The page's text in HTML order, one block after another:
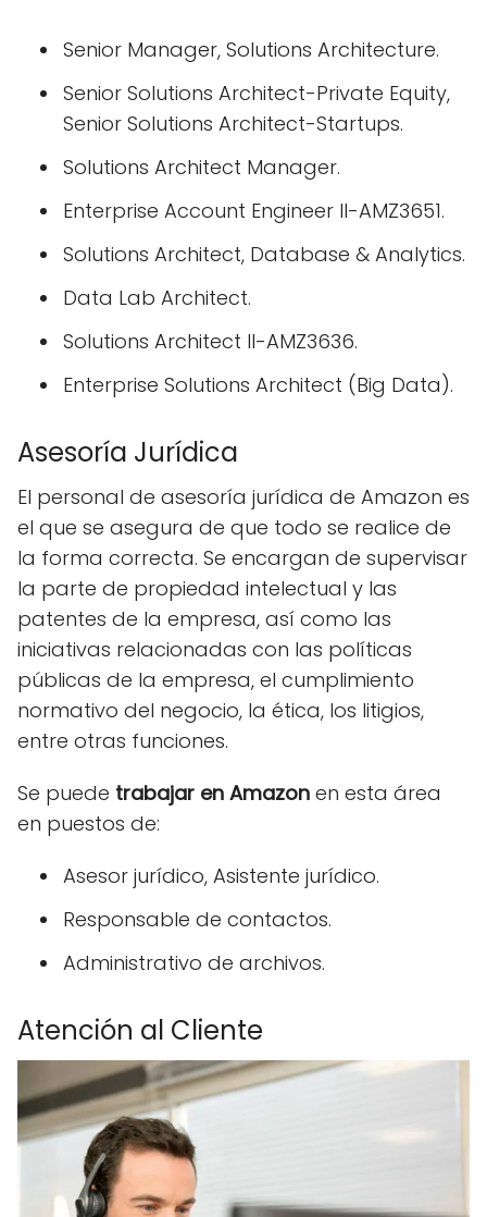
Senior Manager, Solutions Architecture.
Senior Solutions Architect-Private Equity,
Senior Solutions Architect-Startups.
Solutions Architect Manager.
Enterprise Account Engineer II-AMZ3651.
Solutions Architect, Database & Analytics.
Data Lab Architect.
Solutions Architect II-AMZ3636.
Enterprise Solutions Architect (Big Data).
Asesoría Jurídica
El personal de asesoría jurídica de Amazon es
el que se asegura de que todo se realice de
la forma correcta. Se encargan de supervisar
la parte de propiedad intelectual y las
patentes de la empresa, así como las
iniciativas relacionadas con las políticas
públicas de la empresa, el cumplimiento
normativo del negocio, la ética, los litigios,
entre otras funciones.
Se puede trabajar en Amazon en esta área
en puestos de:
Asesor jurídico, Asistente jurídico.
Responsable de contactos.
Administrativo de archivos.
Atención al Cliente